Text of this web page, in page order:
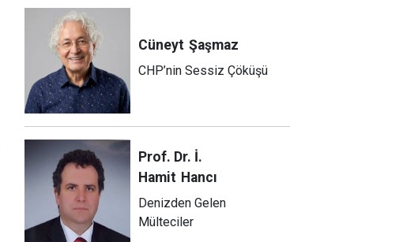
Cüneyt Şaşmaz
CHP’nin Sessiz Çöküşü
Prof. Dr. İ.
Hamit Hancı
Denizden Gelen
Mülteciler